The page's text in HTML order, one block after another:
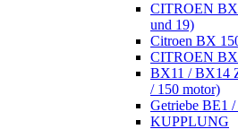
CITROEN
und 19)
Citroen BX
CITROEN
BX11 / BX14
/ 150 motor)
Getriebe BE1
KUPPLUNG